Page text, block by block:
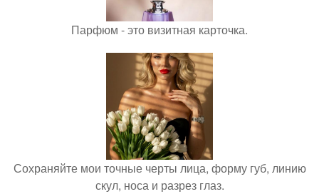
Парфюм - это визитная карточка.
Сохраняйте мои точные черты лица, форму губ, линию
скул, носа и разрез глаз.